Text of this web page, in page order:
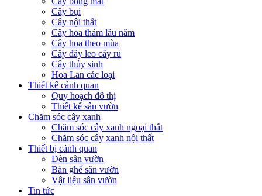
Cây bụi
Cây nội thất
Cây hoa thảm lâu năm
Cây hoa theo mùa
Cây dây leo cây rủ
Cây thủy sinh
Hoa Lan các loại
Thiết kế cảnh quan
Quy hoạch đô thị
Thiết kế sân vườn
Chăm sóc cây xanh
Chăm sóc cây xanh ngoại thất
Chăm sóc cây xanh nội thất
Thiết bị cảnh quan
Đèn sân vườn
Bàn ghế sân vườn
Vật liệu sân vườn
Tin tức